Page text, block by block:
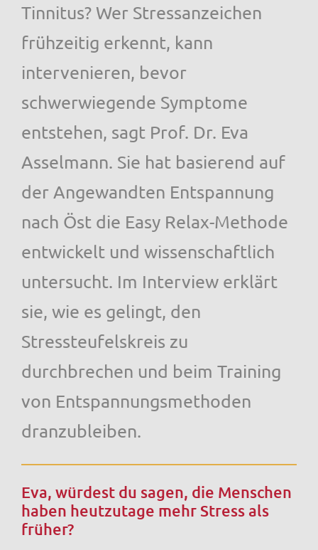
Tinnitus? Wer Stressanzeichen
frühzeitig erkennt, kann
intervenieren, bevor
schwerwiegende Symptome
entstehen, sagt Prof. Dr. Eva
Asselmann. Sie hat basierend auf
der Angewandten Entspannung
nach Öst die Easy Relax-Methode
entwickelt und wissenschaftlich
untersucht. Im Interview erklärt
sie, wie es gelingt, den
Stressteufelskreis zu
durchbrechen und beim Training
von Entspannungsmethoden
dranzubleiben.
Eva, würdest du sagen, die Menschen
haben heutzutage mehr Stress als
früher?